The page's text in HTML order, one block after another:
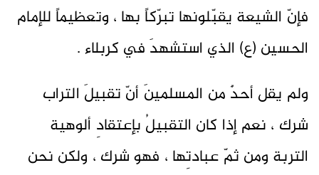
فإنّ الشيعة يقبّلونها تبرّكاً بها ، وتعظيماً للإمام
الحسين (ع) الذي استشهدَ في كربلاء .
ولم يقل أحدٌ من المسلمينَ أنّ تقبيلَ التراب
شرك ، نعم إذا كان التقبيلُ بإعتقادِ ألوهية
التربة ومن ثمّ عبادتِها ، فهو شرك ، ولكن نحن